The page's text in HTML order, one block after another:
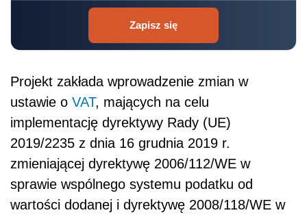
Zapisz się
Projekt zakłada wprowadzenie zmian w
ustawie o VAT, mających na celu
implementację dyrektywy Rady (UE)
2019/2235 z dnia 16 grudnia 2019 r.
zmieniającej dyrektywę 2006/112/WE w
sprawie wspólnego systemu podatku od
wartości dodanej i dyrektywę 2008/118/WE w